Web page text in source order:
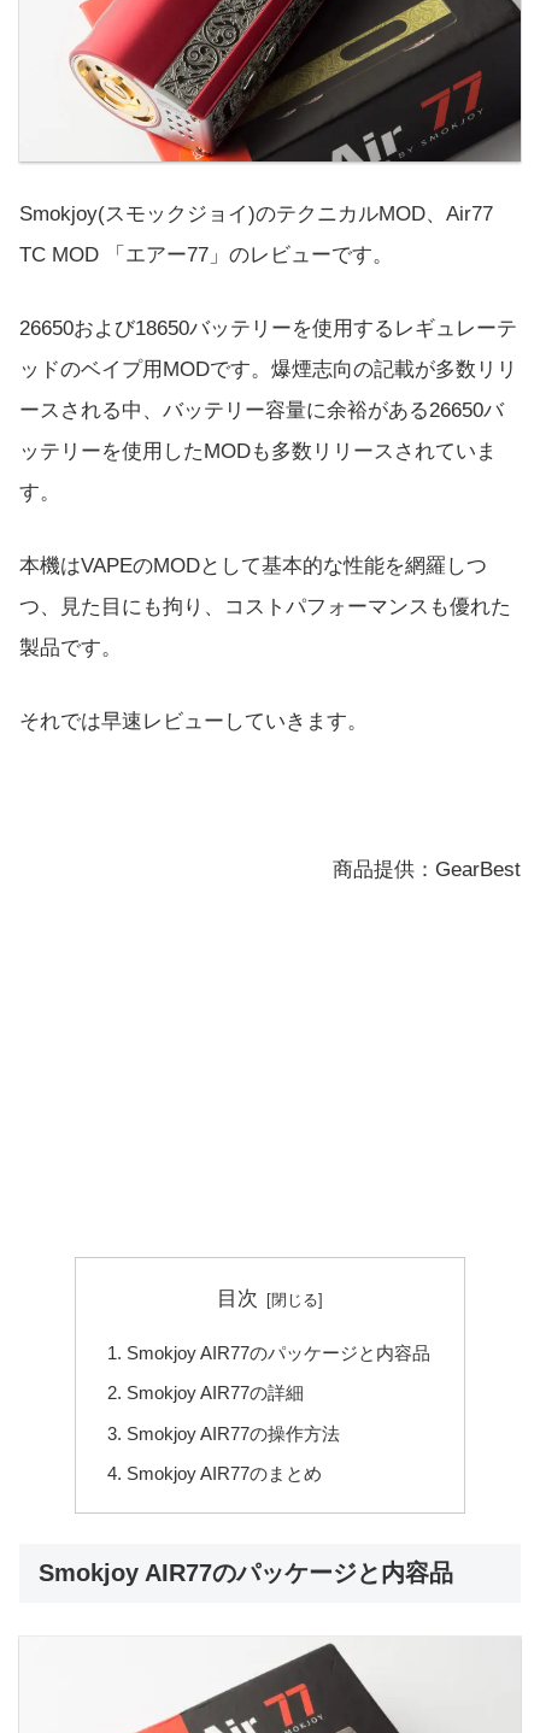
Smokjoy(スモックジョイ)のテクニカルMOD、Air77
TC MOD 「エアー77」のレビューです。
26650および18650バッテリーを使用するレギュレーテ
ッドのベイプ用MODです。爆煙志向の記載が多数リリ
ースされる中、バッテリー容量に余裕がある26650バ
ッテリーを使用したMODも多数リリースされていま
す。
本機はVAPEのMODとして基本的な性能を網羅しつ
つ、見た目にも拘り、コストパフォーマンスも優れた
製品です。
それでは早速レビューしていきます。
商品提供：GearBest
目次
Smokjoy AIR77のパッケージと内容品
Smokjoy AIR77の詳細
Smokjoy AIR77の操作方法
Smokjoy AIR77のまとめ
Smokjoy AIR77のパッケージと内容品